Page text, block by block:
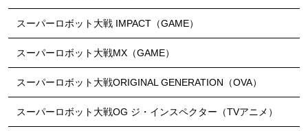
スーパーロボット大戦 IMPACT（GAME）
スーパーロボット大戦MX（GAME）
スーパーロボット大戦ORIGINAL GENERATION（OVA）
スーパーロボット大戦OG ジ・インスペクター（TVアニメ）